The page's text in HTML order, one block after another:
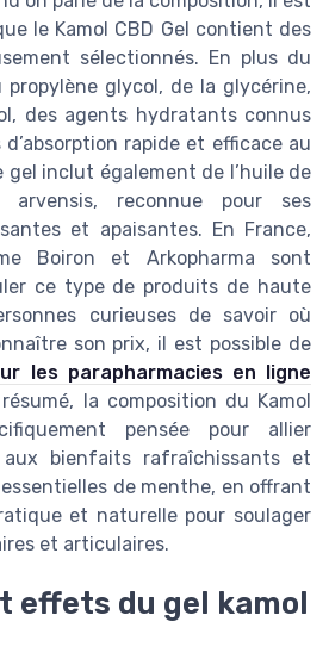
le Kamol CBD Gel contient des
sélectionnés. En plus du
glycol, de la glycérine,
des agents hydratants connus
rapide et efficace au
gel inclut également de l’huile de
reconnue pour ses
et apaisantes. En France,
Boiron et Arkopharma sont
ce type de produits de haute
curieuses de savoir où
son prix, il est possible de
les parapharmacies en ligne
la composition du Kamol
pensée pour allier
bienfaits rafraîchissants et
de menthe, en offrant
et naturelle pour soulager
et articulaires.
effets du gel kamol